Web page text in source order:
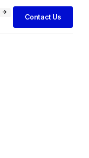
Contact Us